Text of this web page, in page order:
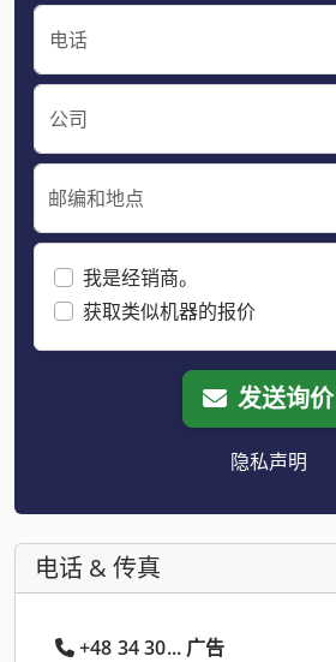
电话
公司
邮编和地点
我是经销商。
获取类似机器的报价
发送询价
隐私声明
电话 & 传真
+48 34 30... 广告